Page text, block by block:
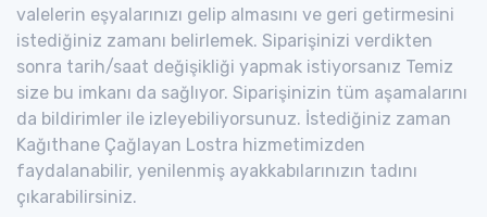
valelerin eşyalarınızı gelip almasını ve geri getirmesini
istediğiniz zamanı belirlemek. Siparişinizi verdikten
sonra tarih/saat değişikliği yapmak istiyorsanız Temiz
size bu imkanı da sağlıyor. Siparişinizin tüm aşamalarını
da bildirimler ile izleyebiliyorsunuz. İstediğiniz zaman
Kağıthane Çağlayan Lostra hizmetimizden
faydalanabilir, yenilenmiş ayakkabılarınızın tadını
çıkarabilirsiniz.